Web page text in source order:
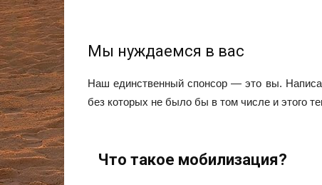
Мы нуждаемся в вас
Наш единственный спонсор — это вы.
без которых не было бы в том числе и этого
Что такое мобилизация?